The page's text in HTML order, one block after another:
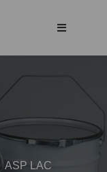
ASP LAC